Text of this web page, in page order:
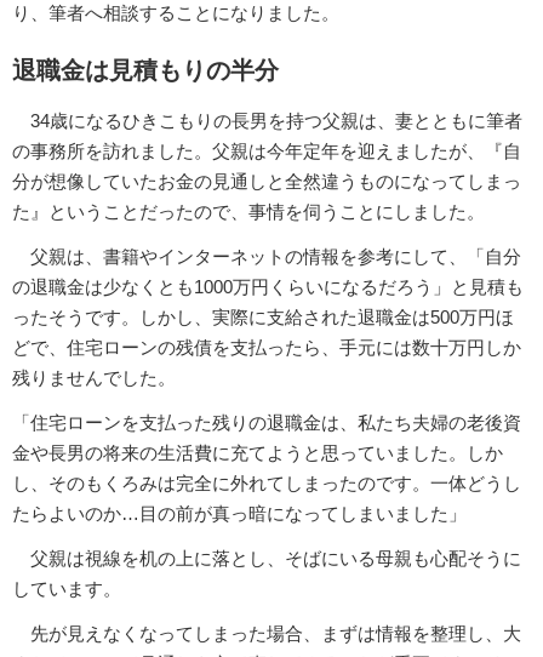
り、筆者へ相談することになりました。
退職金は見積もりの半分
34歳になるひきこもりの長男を持つ父親は、妻とともに筆者
の事務所を訪れました。父親は今年定年を迎えましたが、『自
分が想像していたお金の見通しと全然違うものになってしまっ
た』ということだったので、事情を伺うことにしました。
父親は、書籍やインターネットの情報を参考にして、「自分
の退職金は少なくとも1000万円くらいになるだろう」と見積も
ったそうです。しかし、実際に支給された退職金は500万円ほ
どで、住宅ローンの残債を支払ったら、手元には数十万円しか
残りませんでした。
「住宅ローンを支払った残りの退職金は、私たち夫婦の老後資
金や長男の将来の生活費に充てようと思っていました。しか
し、そのもくろみは完全に外れてしまったのです。一体どうし
たらよいのか…目の前が真っ暗になってしまいました」
父親は視線を机の上に落とし、そばにいる母親も心配そうに
しています。
先が見えなくなってしまった場合、まずは情報を整理し、大